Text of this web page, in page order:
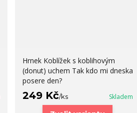
Hrnek Koblížek s koblihovým
(donut) uchem Tak kdo mi dneska
posere den?
249 Kč/ks Skladem